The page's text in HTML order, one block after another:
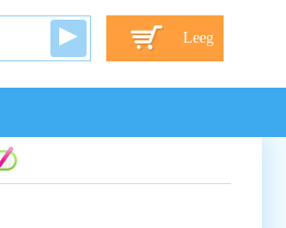
Leeg